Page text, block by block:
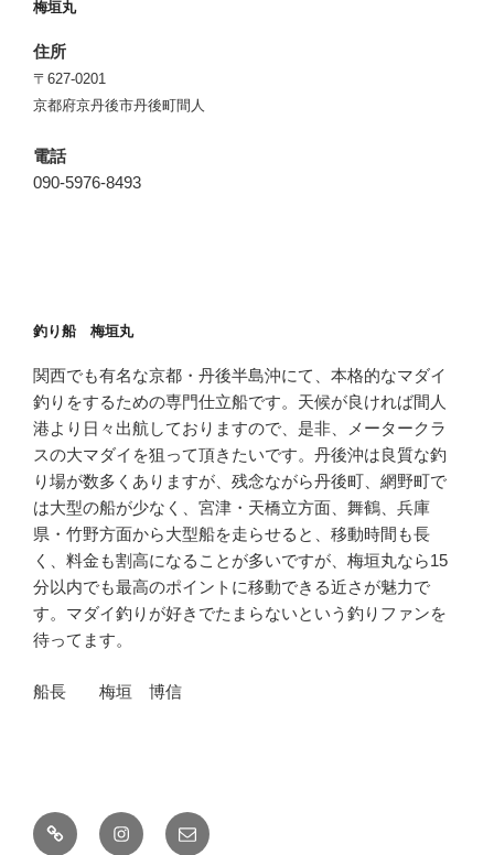
梅垣丸
住所
〒627-0201
京都府京丹後市丹後町間人
電話
090-5976-8493
釣り船 梅垣丸
関西でも有名な京都・丹後半島沖にて、本格的なマダイ
釣りをするための専門仕立船です。天候が良ければ間人
港より日々出航しておりますので、是非、メータークラ
スの大マダイを狙って頂きたいです。丹後沖は良質な釣
り場が数多くありますが、残念ながら丹後町、網野町で
は大型の船が少なく、宮津・天橋立方面、舞鶴、兵庫
県・竹野方面から大型船を走らせると、移動時間も長
く、料金も割高になることが多いですが、梅垣丸なら15
分以内でも最高のポイントに移動できる近さが魅力で
す。マダイ釣りが好きでたまらないという釣りファンを
待ってます。
船長 梅垣 博信
釣
Instagramメ